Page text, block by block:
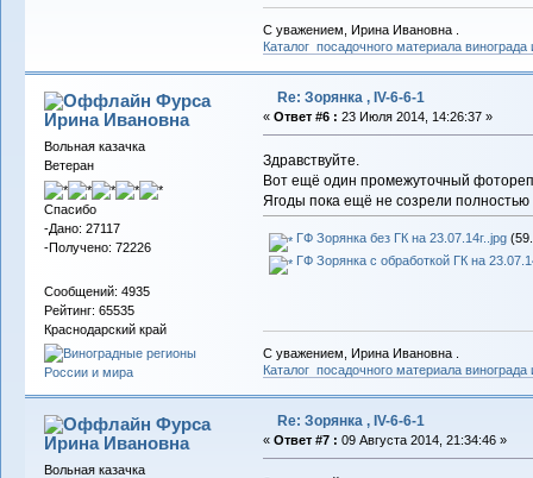
С уважением, Ирина Ивановна .
Каталог посадочного материала
Фурса
Ирина Ивановна
Вольная казачка
Ветеран
Спасибо
-Дано: 27117
-Получено: 72226
Сообщений: 4935
Рейтинг: 65535
Краснодарский край
Re: Зорянка , IV-6-6-1
« Ответ #6 : 23 Июля 2014, 14:26:37 »
Здравствуйте.
Вот ещё один промежуточный
Ягоды пока ещё не созрели полностью
ГФ Зорянка без ГК на 23.07.14г..jpg
ГФ Зорянка с обработкой ГК на
С уважением, Ирина Ивановна .
Каталог посадочного материала
Фурса
Ирина Ивановна
Вольная казачка
Re: Зорянка , IV-6-6-1
« Ответ #7 : 09 Августа 2014, 21:34:46 »